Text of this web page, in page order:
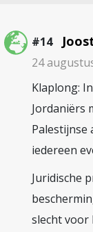
#14
24
Klaplong:
Jordaniërs
Palestijnse
iedereen
Juridische
slecht voor